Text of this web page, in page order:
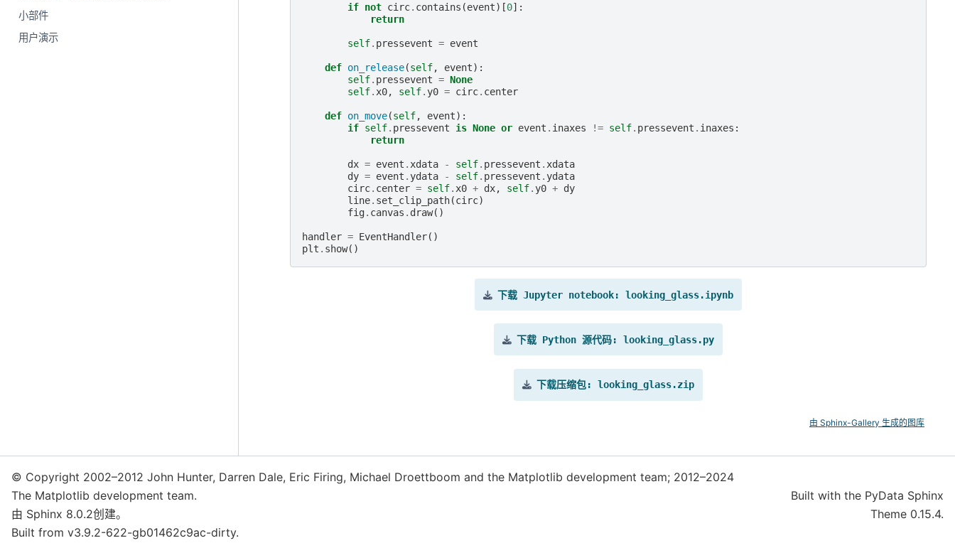
小部件
用户演示
if not circ. contains (event)[0]:
return
self. pressevent = event
def on_release(self, event):
self. pressevent = None
self. x0, self. y0 = circ. center
def on_move(self, event):
if self. pressevent is None or event . inaxes != self. pressevent . inaxes :
return
dx = event . xdata - self. pressevent . xdata
dy = event . ydata - self. pressevent . ydata
circ. center = self. x0 + dx, self. y0 + dy
line. set_clip_path(circ)
fig. canvas . draw()
handler = EventHandler()
plt . show()
下载 Jupyter notebook: looking_glass.ipynb
下载 Python 源代码: looking_glass.py
下载压缩包: looking_glass.zip
由 Sphinx-Gallery 生成的图库
© Copyright 2002–2012 John Hunter, Darren Dale, Eric Firing, Michael Droettboom and the Matplotlib development team; 2012–2024
The Matplotlib development team.
由 Sphinx 8.0.2创建。
Built from v3.9.2-622-gb01462c9ac-dirty.
Built with the PyData Sphinx
Theme 0.15.4.